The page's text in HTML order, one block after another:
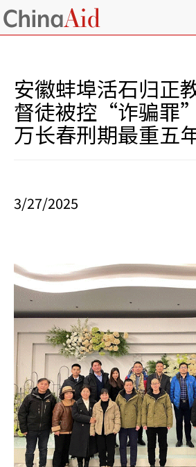
安徽蚌埠活石归正
督徒被控“诈骗罪”
万长春刑期最重五
3/27/2025